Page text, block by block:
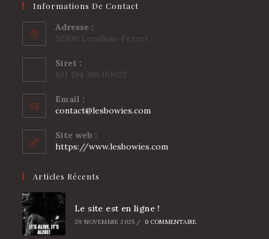
Informations De Contact
Adresse :
92300 Levallois-Perret
Siret :
831 194 386 00023
Email :
contact@lesbowies.com
Site web :
https://www.lesbowies.com
Articles Récents
Le site est en ligne !
29 NOVEMBRE 2025 / 0 COMMENTAIRE